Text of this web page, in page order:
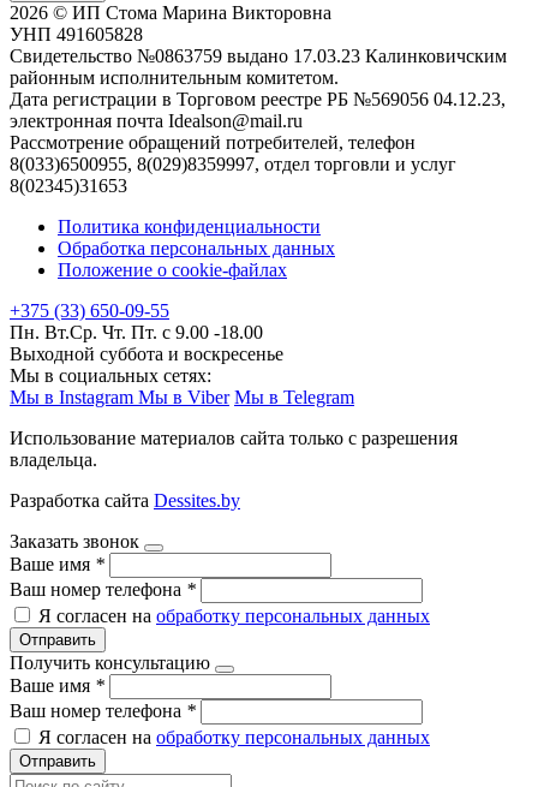
2026 © ИП Стома Марина Викторовна
УНП 491605828
Свидетельство №0863759 выдано 17.03.23 Калинковичским
районным исполнительным комитетом.
Дата регистрации в Торговом реестре РБ №569056 04.12.23,
электронная почта Idealson@mail.ru
Рассмотрение обращений потребителей, телефон
8(033)6500955, 8(029)8359997, отдел торговли и услуг
8(02345)31653
Политика конфиденциальности
Обработка персональных данных
Положение о cookie-файлах
+375 (33) 650-09-55
Пн. Вт.Ср. Чт. Пт. с 9.00 -18.00
Выходной суббота и воскресенье
Мы в социальных сетях:
Мы в Instagram Мы в Viber Мы в Telegram
Использование материалов сайта только с разрешения
владельца.
Разработка сайта Dessites.by
Заказать звонок
Ваше имя *
Ваш номер телефона *
Я согласен на обработку персональных данных
Отправить
Получить консультацию
Ваше имя *
Ваш номер телефона *
Я согласен на обработку персональных данных
Отправить